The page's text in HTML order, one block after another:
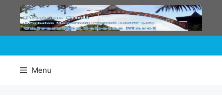
content
Menu